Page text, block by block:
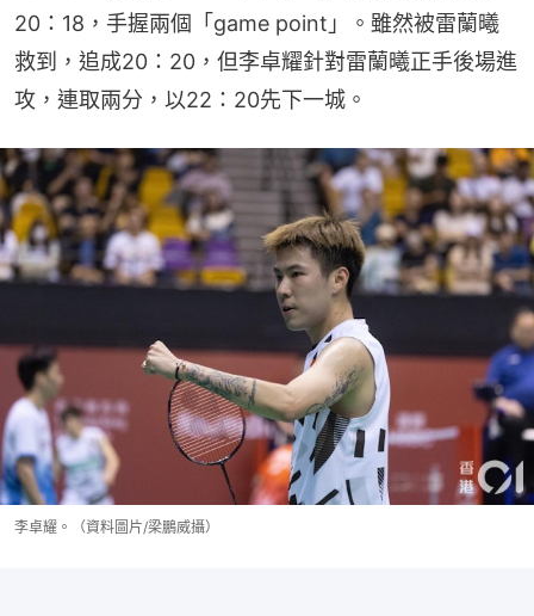
20：18，手握兩個「game point」。雖然被雷蘭曦
救到，追成20：20，但李卓耀針對雷蘭曦正手後場進
攻，連取兩分，以22：20先下一城。
李卓耀。（資料圖片/梁鵬威攝）